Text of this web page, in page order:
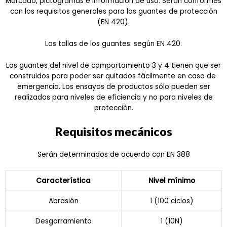
con los requisitos generales para los guantes de protección
(EN 420).
Las tallas de los guantes: según EN 420.
Los guantes del nivel de comportamiento 3 y 4 tienen que ser
construidos para poder ser quitados fácilmente en caso de
emergencia. Los ensayos de productos sólo pueden ser
realizados para niveles de eficiencia y no para niveles de
protección.
Requisitos mecánicos
Serán determinados de acuerdo con EN 388
Característica Nivel mínimo
Abrasión 1 (100 ciclos)
Desgarramiento 1 (10N)